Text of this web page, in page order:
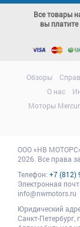
Все товары
вы
Обзоры
О нас
Моторы
ООО«НВ
2026. Все права
Телефон: +7 (812)
Электронная
info@nwmotors.ru
Юридический
Санкт-Петербург,